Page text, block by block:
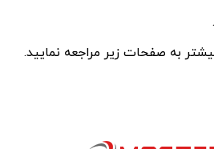
به صفحات زیر مراجعه نمایید.